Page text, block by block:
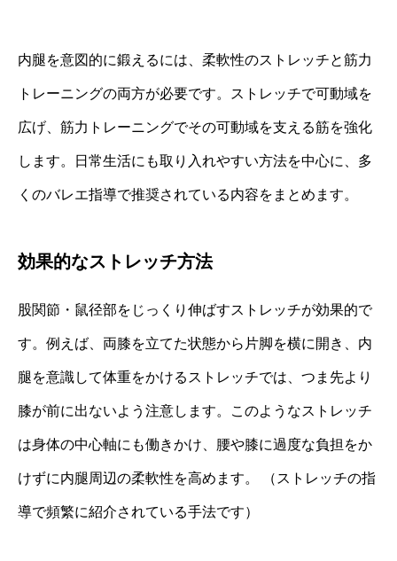
内腿を意図的に鍛えるには、柔軟性のストレッチと筋力
トレーニングの両方が必要です。ストレッチで可動域を
広げ、筋力トレーニングでその可動域を支える筋を強化
します。日常生活にも取り入れやすい方法を中心に、多
くのバレエ指導で推奨されている内容をまとめます。
効果的なストレッチ方法
股関節・鼠径部をじっくり伸ばすストレッチが効果的で
す。例えば、両膝を立てた状態から片脚を横に開き、内
腿を意識して体重をかけるストレッチでは、つま先より
膝が前に出ないよう注意します。このようなストレッチ
は身体の中心軸にも働きかけ、腰や膝に過度な負担をか
けずに内腿周辺の柔軟性を高めます。 （ストレッチの指
導で頻繁に紹介されている手法です）